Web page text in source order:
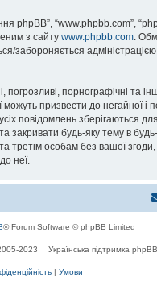
phpBB”, “www.phpbb.com”,
з сайту www.phpbb.com.
забороняється
порнографічні та
призвести до негайної і
повідомлень зберігаються
будь-яку тему в
особам без вашої
неї.
® Forum Software © phpBB Limited
2023 Українська підтримка phpBB
| Умови